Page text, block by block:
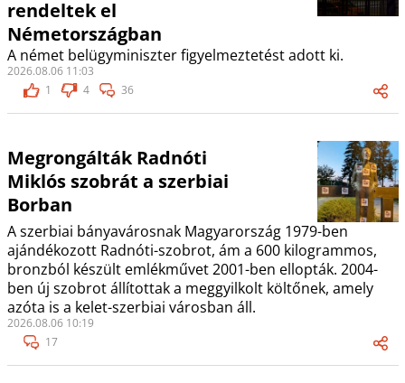
rendeltek el
Németországban
A német belügyminiszter figyelmeztetést adott ki.
2026.08.06 11:03
1
4 36
Megrongálták Radnóti
Miklós szobrát a szerbiai
Borban
A szerbiai bányavárosnak Magyarország 1979-ben
ajándékozott Radnóti-szobrot, ám a 600 kilogrammos,
bronzból készült emlékművet 2001-ben ellopták. 2004-
ben új szobrot állítottak a meggyilkolt költőnek, amely
azóta is a kelet-szerbiai városban áll.
2026.08.06 10:19
17